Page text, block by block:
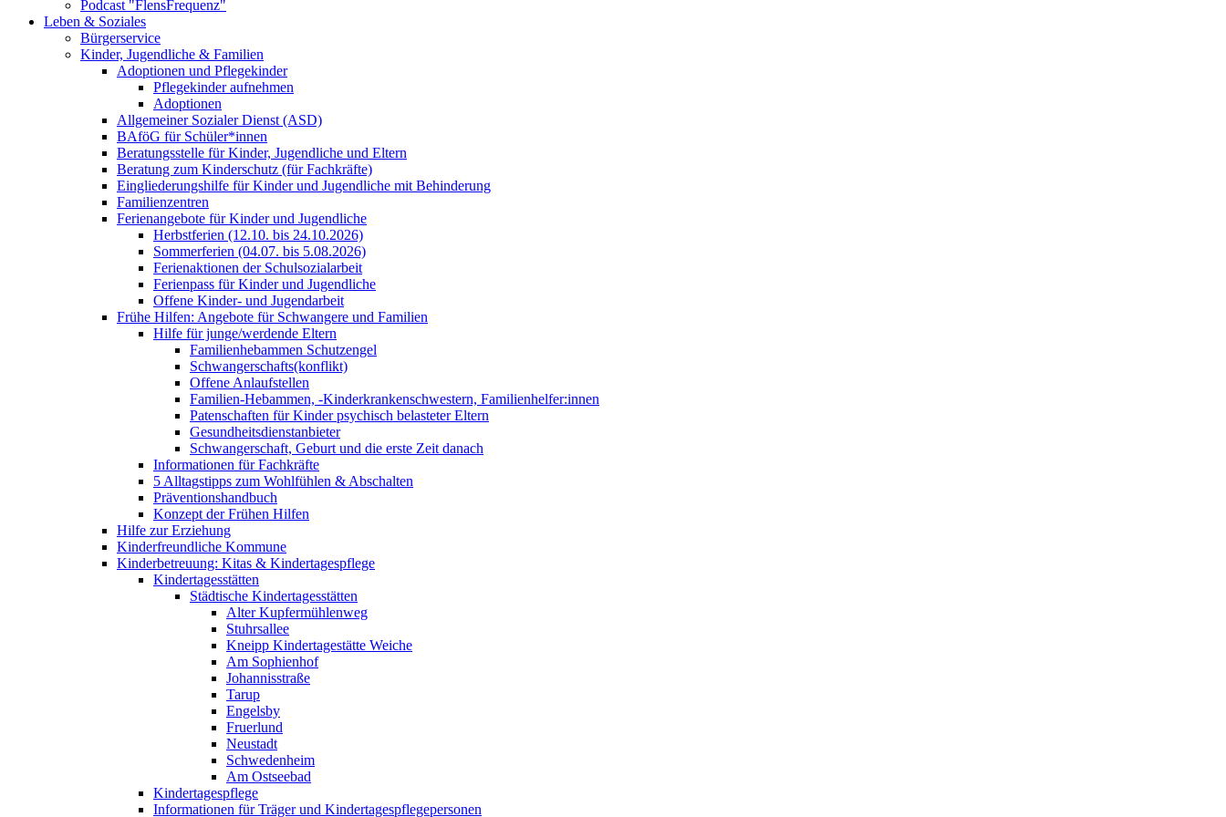
Podcast "FlensFrequenz"
Leben & Soziales
Bürgerservice
Kinder, Jugendliche & Familien
Adoptionen und Pflegekinder
Pflegekinder aufnehmen
Adoptionen
Allgemeiner Sozialer Dienst (ASD)
BAföG für Schüler*innen
Beratungsstelle für Kinder, Jugendliche und Eltern
Beratung zum Kinderschutz (für Fachkräfte)
Eingliederungshilfe für Kinder und Jugendliche mit Behinderung
Familienzentren
Ferienangebote für Kinder und Jugendliche
Herbstferien (12.10. bis 24.10.2026)
Sommerferien (04.07. bis 5.08.2026)
Ferienaktionen der Schulsozialarbeit
Ferienpass für Kinder und Jugendliche
Offene Kinder- und Jugendarbeit
Frühe Hilfen: Angebote für Schwangere und Familien
Hilfe für junge/werdende Eltern
Familienhebammen Schutzengel
Schwangerschafts(konflikt)
Offene Anlaufstellen
Familien-Hebammen, -Kinderkrankenschwestern, Familienhelfer:innen
Patenschaften für Kinder psychisch belasteter Eltern
Gesundheitsdienstanbieter
Schwangerschaft, Geburt und die erste Zeit danach
Informationen für Fachkräfte
5 Alltagstipps zum Wohlfühlen & Abschalten
Präventionshandbuch
Konzept der Frühen Hilfen
Hilfe zur Erziehung
Kinderfreundliche Kommune
Kinderbetreuung: Kitas & Kindertagespflege
Kindertagesstätten
Städtische Kindertagesstätten
Alter Kupfermühlenweg
Stuhrsallee
Kneipp Kindertagestätte Weiche
Am Sophienhof
Johannisstraße
Tarup
Engelsby
Fruerlund
Neustadt
Schwedenheim
Am Ostseebad
Kindertagespflege
Informationen für Träger und Kindertagespflegepersonen